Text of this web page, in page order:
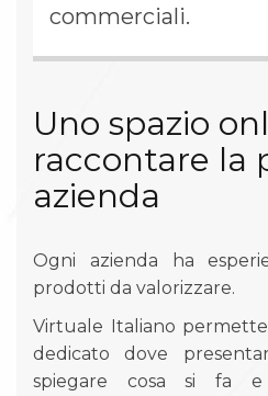
commerciali.
Uno spazio
raccontare la
azienda
Ogni azienda ha
prodotti da valorizzare.
Virtuale Italiano
dedicato dove
spiegare cosa si fa